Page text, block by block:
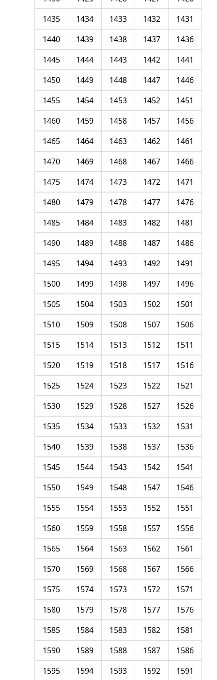
1431
1432
1433
1434
1435
1436
1437
1438
1439
1440
1441
1442
1443
1444
1445
1446
1447
1448
1449
1450
1451
1452
1453
1454
1455
1456
1457
1458
1459
1460
1461
1462
1463
1464
1465
1466
1467
1468
1469
1470
1471
1472
1473
1474
1475
1476
1477
1478
1479
1480
1481
1482
1483
1484
1485
1486
1487
1488
1489
1490
1491
1492
1493
1494
1495
1496
1497
1498
1499
1500
1501
1502
1503
1504
1505
1506
1507
1508
1509
1510
1511
1512
1513
1514
1515
1516
1517
1518
1519
1520
1521
1522
1523
1524
1525
1526
1527
1528
1529
1530
1531
1532
1533
1534
1535
1536
1537
1538
1539
1540
1541
1542
1543
1544
1545
1546
1547
1548
1549
1550
1551
1552
1553
1554
1555
1556
1557
1558
1559
1560
1561
1562
1563
1564
1565
1566
1567
1568
1569
1570
1571
1572
1573
1574
1575
1576
1577
1578
1579
1580
1581
1582
1583
1584
1585
1586
1587
1588
1589
1590
1591
1592
1593
1594
1595